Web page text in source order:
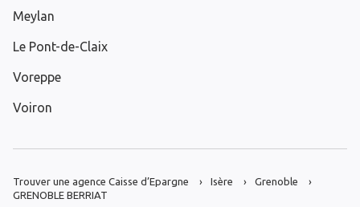
Meylan
Le Pont-de-Claix
Voreppe
Voiron
Trouver une agence Caisse d’Epargne Isère
Grenoble
GRENOBLE BERRIAT